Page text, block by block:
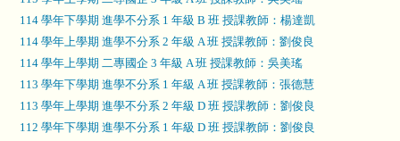
114 學年下學期 進學不分系 1 年級 B 班 授課教師：楊達凱
114 學年上學期 進學不分系 2 年級 A 班 授課教師：劉俊良
114 學年上學期 二專國企 3 年級 A 班 授課教師：吳美瑤
113 學年下學期 進學不分系 1 年級 A 班 授課教師：張德慧
113 學年上學期 進學不分系 2 年級 D 班 授課教師：劉俊良
112 學年下學期 進學不分系 1 年級 D 班 授課教師：劉俊良